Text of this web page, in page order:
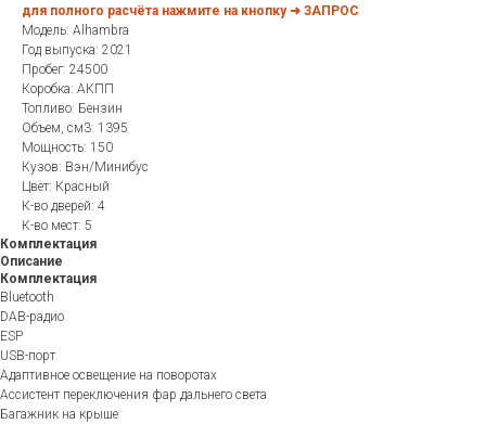
для полного расчёта нажмите на кнопку ➜ ЗАПРОС
Модель: Alhambra
Год выпуска: 2021
Пробег: 24500
Коробка: АКПП
Топливо: Бензин
Объем, см3: 1395
Мощность: 150
Кузов: Вэн/Минибус
Цвет: Красный
К-во дверей: 4
К-во мест: 5
Комплектация
Описание
Комплектация
Bluetooth
DAB-радио
ESP
USB-порт
Адаптивное освещение на поворотах
Ассистент переключения фар дальнего света
Багажник на крыше